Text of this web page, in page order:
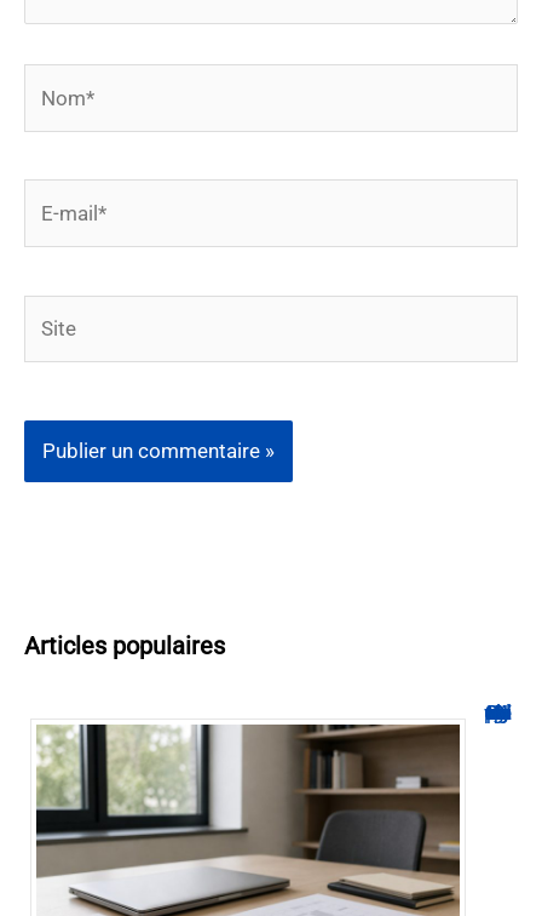
Articles populaires
Hyperplanning INSA CVL : comment suivre votre planning ?